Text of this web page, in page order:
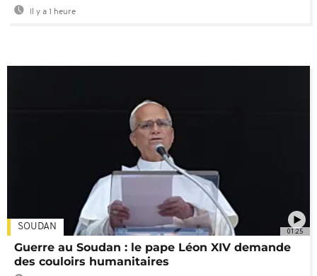
Il y a 1 heure
01:25
SOUDAN
Guerre au Soudan : le pape Léon XIV demande
des couloirs humanitaires